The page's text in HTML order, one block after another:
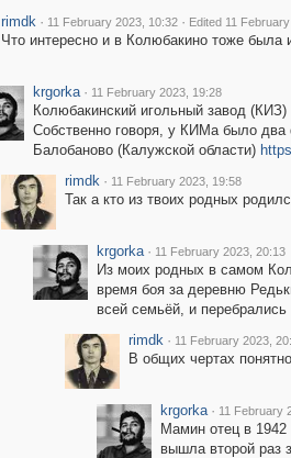
rimdk · 11 February 2023, 10:32 · Edited 11
Что интересно и в Колюбакино тоже была
krgorka · 11 February 2023, 19:28
Колюбакинский игольный завод
Собственно говоря, у КИМа было
Балобаново (Калужской области)
rimdk · 11 February 2023, 19:58
Так а кто из твоих родных
krgorka · 11 February 2023, 20:13
Из моих родных в самом
время боя за деревню
всей семьёй, и
rimdk · 11 February 2023,
В общих чертах
krgorka · 11 February
Мамин отец в
вышла второй раз